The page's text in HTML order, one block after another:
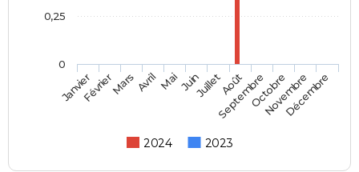
2024 2023
JanvierFévrierMars AvrilMaiJuinJuilletAoût
SeptembreOctobre
Novembre
Décembre
0
0,25